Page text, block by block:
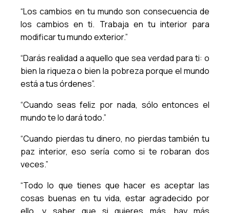
“Los cambios en tu mundo son consecuencia de
los cambios en ti. Trabaja en tu interior para
modificar tu mundo exterior.”
“Darás realidad a aquello que sea verdad para ti: o
bien la riqueza o bien la pobreza porque el mundo
está a tus órdenes”.
“Cuando seas feliz por nada, sólo entonces el
mundo te lo dará todo.”
“Cuando pierdas tu dinero, no pierdas también tu
paz interior, eso sería como si te robaran dos
veces.”
“Todo lo que tienes que hacer es aceptar las
cosas buenas en tu vida, estar agradecido por